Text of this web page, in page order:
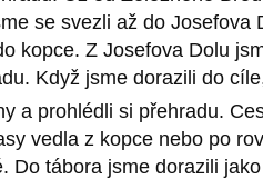
se svezli až do Josefova
kopce. Z Josefova Dolu
Když jsme dorazili do
a prohlédli si přehradu.
vedla z kopce nebo po
Do tábora jsme dorazili